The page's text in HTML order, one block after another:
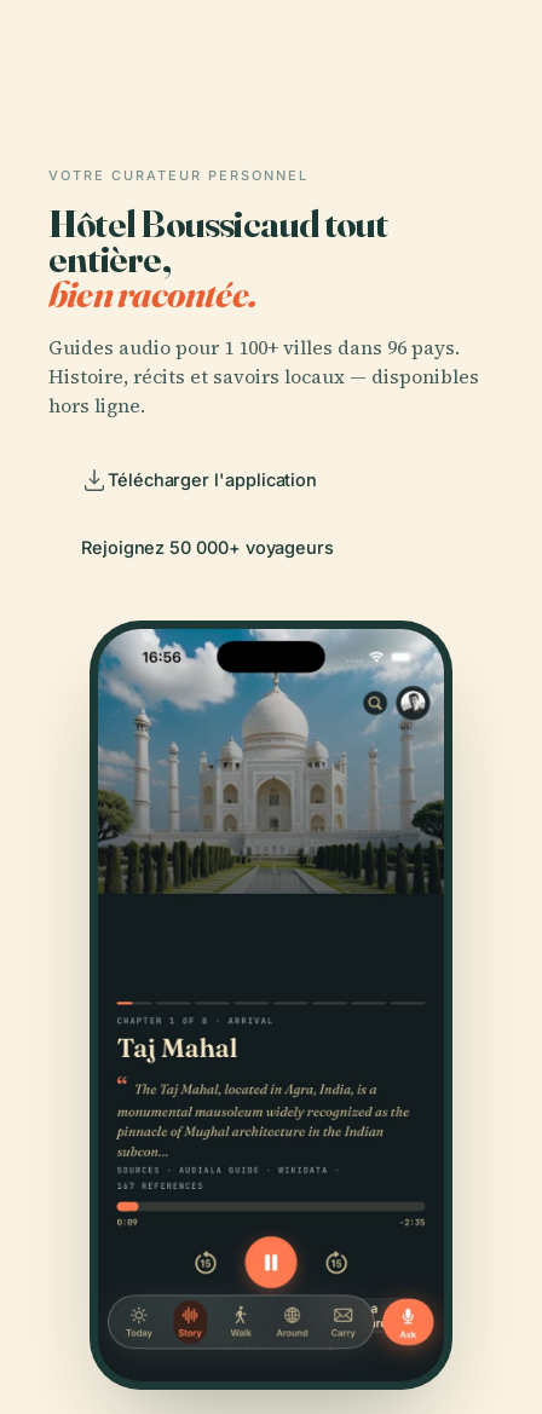
VOTRE CURATEUR PERSONNEL
Hôtel Boussicaud tout
entière,
bien racontée.
Guides audio pour 1 100+ villes dans 96 pays.
Histoire, récits et savoirs locaux — disponibles
hors ligne.
Télécharger l'application
Rejoignez 50 000+ voyageurs